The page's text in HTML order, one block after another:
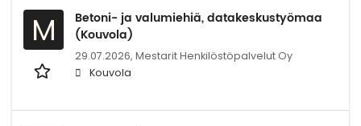
M
Betoni- ja valumiehiä, datakeskustyömaa
(Kouvola)
29.07.2026, Mestarit Henkilöstöpalvelut Oy
Kouvola